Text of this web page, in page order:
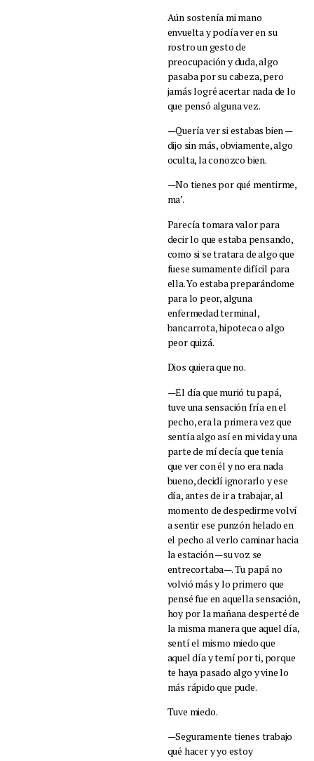
Aún sostenía mi mano
envuelta y podía ver en su
rostro un gesto de
preocupación y duda, algo
pasaba por su cabeza, pero
jamás logré acertar nada de lo
que pensó alguna vez.
—Quería ver si estabas bien —
dijo sin más, obviamente, algo
oculta, la conozco bien.
—No tienes por qué mentirme,
ma’.
Parecía tomara valor para
decir lo que estaba pensando,
como si se tratara de algo que
fuese sumamente difícil para
ella. Yo estaba preparándome
para lo peor, alguna
enfermedad terminal,
bancarrota, hipoteca o algo
peor quizá.
Dios quiera que no.
—El día que murió tu papá,
tuve una sensación fría en el
pecho, era la primera vez que
sentía algo así en mi vida y una
parte de mí decía que tenía
que ver con él y no era nada
bueno, decidí ignorarlo y ese
día, antes de ir a trabajar, al
momento de despedirme volví
a sentir ese punzón helado en
el pecho al verlo caminar hacia
la estación —su voz se
entrecortaba—. Tu papá no
volvió más y lo primero que
pensé fue en aquella sensación,
hoy por la mañana desperté de
la misma manera que aquel día,
sentí el mismo miedo que
aquel día y temí por ti, porque
te haya pasado algo y vine lo
más rápido que pude.
Tuve miedo.
—Seguramente tienes trabajo
qué hacer y yo estoy